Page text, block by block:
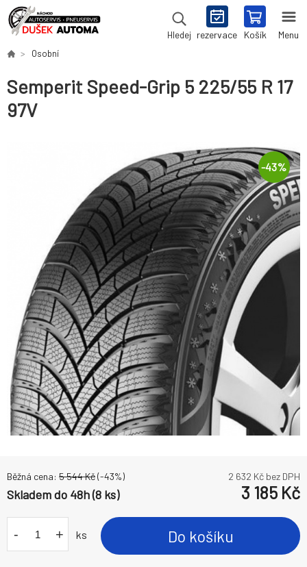
Hledej rezervace Košík Menu
Osobní
Semperit Speed-Grip 5 225/55 R 17
97V
-43%
Běžná cena: 5 544Kč(-43%) 2 632 Kč bez DPH
Skladem do 48h (8 ks) 3 185 Kč
- + ks Do košíku